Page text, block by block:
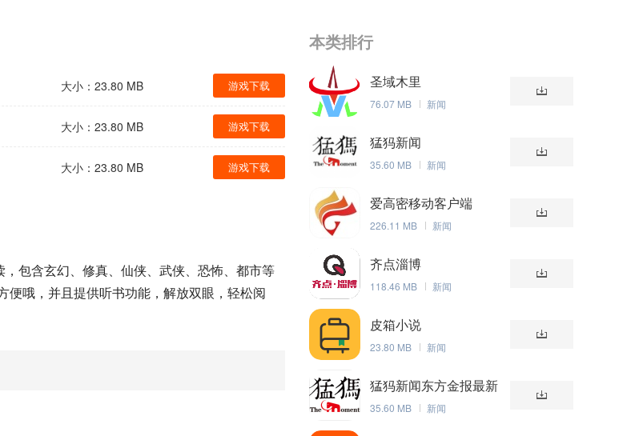
大小：23.80 MB 游戏下载
大小：23.80 MB 游戏下载
大小：23.80 MB 游戏下载
包含玄幻、修真、仙侠、武侠、恐怖、都市等
哦，并且提供听书功能，解放双眼，轻松阅
本类排行
圣域木里
76.07 MB 新闻
猛犸新闻
35.60 MB 新闻
爱高密移动客户端
226.11 MB 新闻
齐点淄博
118.46 MB 新闻
皮箱小说
23.80 MB 新闻
猛犸新闻东方金报最新
版
35.60 MB 新闻